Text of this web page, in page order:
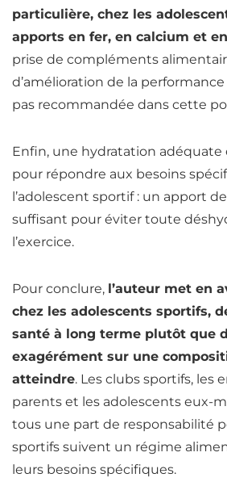
particulière, chez les
apports en fer, en calcium et
prise de compléments
d’amélioration de la performance
pas recommandée dans cette
Enfin, une hydratation adéquate
pour répondre aux besoins
l’adolescent sportif : un apport
suffisant pour éviter toute
l’exercice.
Pour conclure, l’auteur met en
chez les adolescents sportifs,
santé à long terme plutôt que
exagérément sur une
atteindre. Les clubs sportifs, les
parents et les adolescents eux-
tous une part de responsabilité
sportifs suivent un régime
leurs besoins spécifiques.